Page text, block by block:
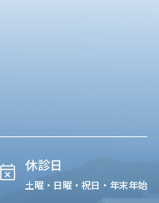
休診日
土曜・日曜・祝日・年末年始